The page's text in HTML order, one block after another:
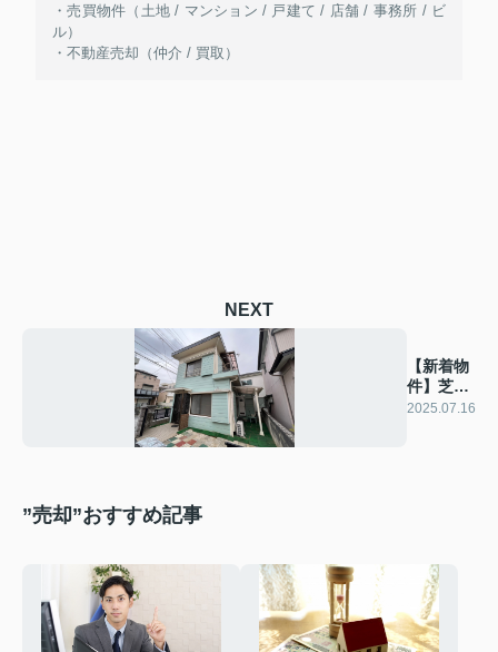
・売買物件（土地 / マンション / 戸建て / 店舗 / 事務所 / ビ
ル）
・不動産売却（仲介 / 買取）
NEXT
【新着物
件】芝下
1丁目貸
2025.07.16
”売却”おすすめ記事